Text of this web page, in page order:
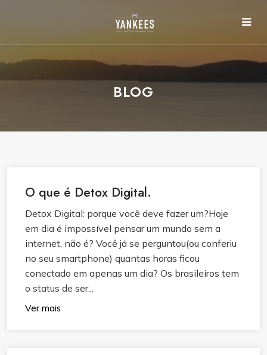
BLOG
O que é Detox Digital.
Detox Digital: porque você deve fazer um?Hoje
em dia é impossível pensar um mundo sem a
internet, não é? Você já se perguntou(ou conferiu
no seu smartphone) quantas horas ficou
conectado em apenas um dia? Os brasileiros tem
o status de ser...
Ver mais